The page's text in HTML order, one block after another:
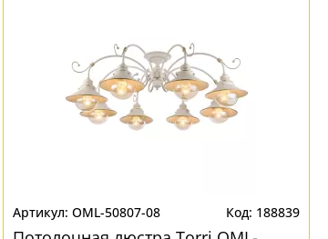
OML-50807-08 188839